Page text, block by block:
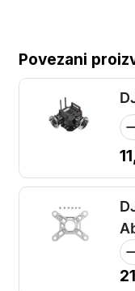
Povezani